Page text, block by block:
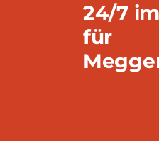
24/7
für